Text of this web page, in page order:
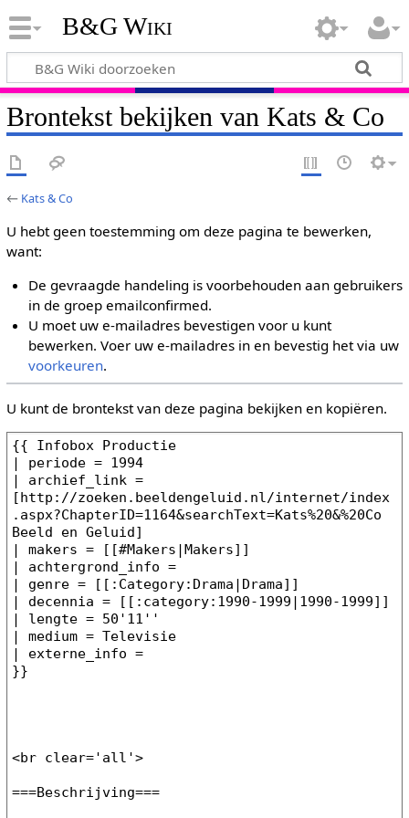
B&G Wiki
Brontekst bekijken van Kats & Co
← Kats & Co
U hebt geen toestemming om deze pagina te bewerken,
want:
De gevraagde handeling is voorbehouden aan gebruikers
in de groep emailconfirmed.
U moet uw e-mailadres bevestigen voor u kunt
bewerken. Voer uw e-mailadres in en bevestig het via uw
voorkeuren.
U kunt de brontekst van deze pagina bekijken en kopiëren.